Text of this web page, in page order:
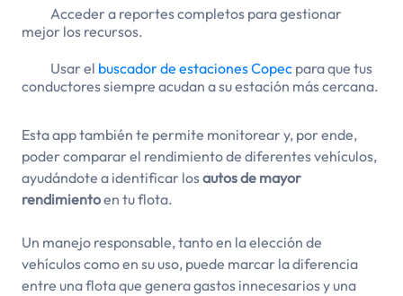
Acceder a reportes completos para gestionar
mejor los recursos.
Usar el buscador de estaciones Copec para que tus
conductores siempre acudan a su estación más cercana.
Esta app también te permite monitorear y, por ende,
poder comparar el rendimiento de diferentes vehículos,
ayudándote a identificar losautos de mayor
rendimientoen tu flota.
Un manejo responsable, tanto en la elección de
vehículos como en su uso, puede marcar la diferencia
entre una flota que genera gastos innecesarios y una